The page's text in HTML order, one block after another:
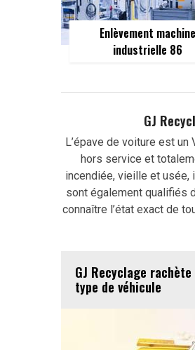
Enlèvement machine
industrielle 86
GJ
L’épave de voiture est un
hors service et
incendiée, vieille et usée,
sont également qualifiés
connaître l’état exact de
GJ Recyclage
type de véhicule